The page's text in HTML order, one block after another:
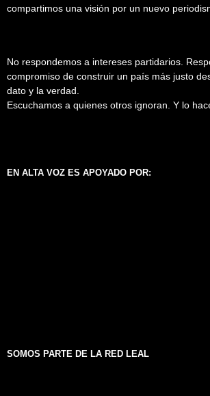
compartimos una visión por un nuevo
No respondemos a intereses partidarios.
compromiso de construir un país más justo
dato y la verdad.
Escuchamos a quienes otros ignoran. Y lo
EN ALTA VOZ ES APOYADO POR:
SOMOS PARTE DE LA RED LEAL